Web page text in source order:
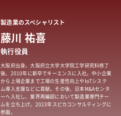
製造業のスペシャリスト
藤川 祐喜
執行役員
大阪府出身。大阪府立大学大学院工学研究科修了
後、2010年に新卒でキーエンスに入社。中小企業
から上場企業まで工場の生産性向上やIoTシステ
ム導入支援などに貢献。その後、日本M&Aセンタ
ーへ入社し、業界再編部において製造業専門チー
ムを立ち上げ。2023年スピカコンサルティングに
参画。